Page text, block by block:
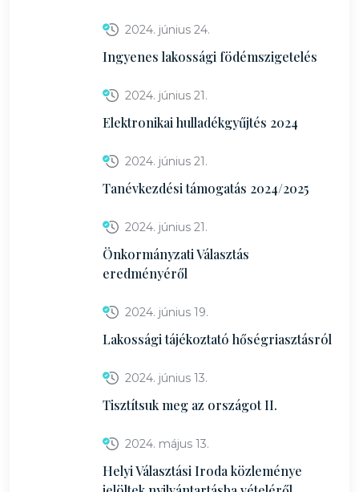
2024. június 24.
Ingyenes lakossági födémszigetelés
2024. június 21.
Elektronikai hulladékgyűjtés 2024
2024. június 21.
Tanévkezdési támogatás 2024/2025
2024. június 21.
Önkormányzati Választás
eredményéről
2024. június 19.
Lakossági tájékoztató hőségriasztásról
2024. június 13.
Tisztítsuk meg az országot II.
2024. május 13.
Helyi Választási Iroda közleménye